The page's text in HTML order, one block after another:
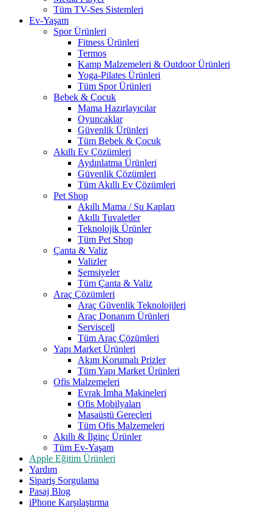
Tüm TV-Ses Sistemleri
Ev-Yaşam
Spor Ürünleri
Fitness Ürünleri
Termos
Kamp Malzemeleri & Outdoor Ürünleri
Yoga-Pilates Ürünleri
Tüm Spor Ürünleri
Bebek & Çocuk
Mama Hazırlayıcılar
Oyuncaklar
Güvenlik Ürünleri
Tüm Bebek & Çocuk
Akıllı Ev Çözümleri
Aydınlatma Ürünleri
Güvenlik Çözümleri
Tüm Akıllı Ev Çözümleri
Pet Shop
Akıllı Mama / Su Kapları
Akıllı Tuvaletler
Teknolojik Ürünler
Tüm Pet Shop
Çanta & Valiz
Valizler
Şemsiyeler
Tüm Çanta & Valiz
Araç Çözümleri
Araç Güvenlik Teknolojileri
Araç Donanım Ürünleri
Serviscell
Tüm Araç Çözümleri
Yapı Market Ürünleri
Akım Korumalı Prizler
Tüm Yapı Market Ürünleri
Ofis Malzemeleri
Evrak İmha Makineleri
Ofis Mobilyaları
Masaüstü Gereçleri
Tüm Ofis Malzemeleri
Akıllı & İlginç Ürünler
Tüm Ev-Yaşam
Apple Eğitim Ürünleri
Yardım
Sipariş Sorgulama
Pasaj Blog
iPhone Karşılaştırma